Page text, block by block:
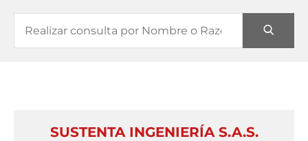
SUSTENTA INGENIERÍA S.A.S.